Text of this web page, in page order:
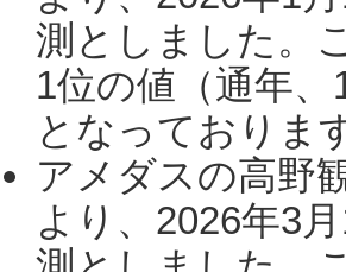
測としました。
1位の値（通年
となっておりま
アメダスの高野
より、2026年3